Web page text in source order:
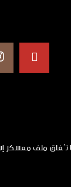
تُغلق ملف معسكر